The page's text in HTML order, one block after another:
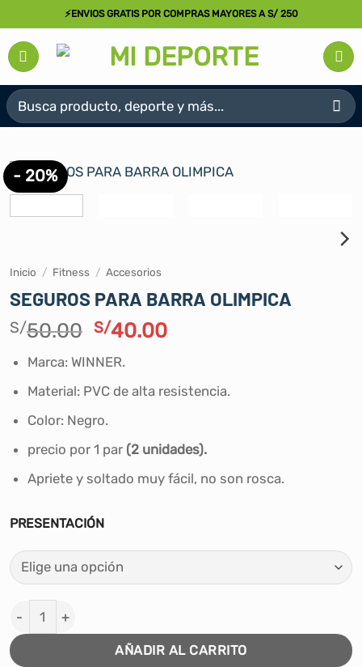
al
contenido
⚡ENVIOS GRATIS POR COMPRAS MAYORES A S/ 250
Buscar
por:
- 20%
Inicio / Fitness / Accesorios
SEGUROS PARA BARRA OLIMPICA
S/50.00 El
original
era:
S/40.00El
es:
Marca: WINNER.
Material: PVC de alta resistencia.
Color: Negro.
precio por 1 par (2 unidades).
Apriete y soltado muy fácil, no son rosca.
PRESENTACIÓN
SEGUROS PARA BARRA OLIMPICA cantidad
AÑADIR AL CARRITO